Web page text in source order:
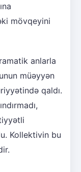
mövqeyini
anlarla
müəyyən
qaldı.
Kollektivin bu